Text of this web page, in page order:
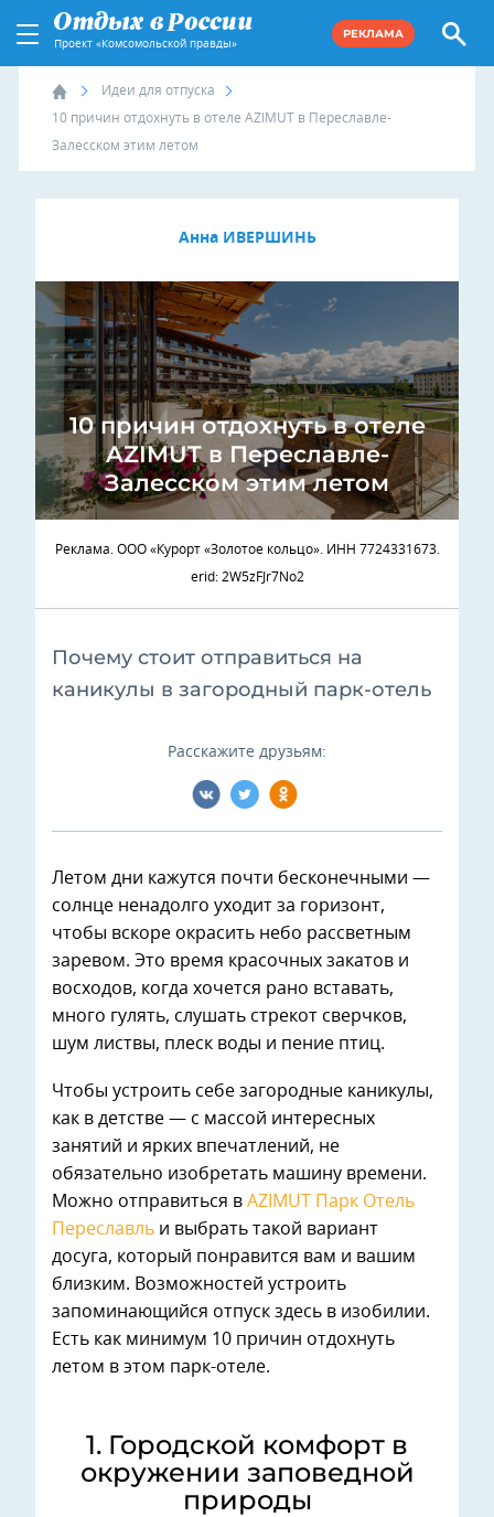
Проект «Комсомольской правды»
РЕКЛАМА
Идеи для отпуска
10 причин отдохнуть в отеле AZIMUT в Переславле-
Залесском этим летом
Анна ИВЕРШИНЬ
10 причин отдохнуть в отеле
AZIMUT в Переславле-
Залесском этим летом
Реклама. ООО «Курорт «Золотое кольцо». ИНН 7724331673.
erid: 2W5zFJr7No2
Почему стоит отправиться на
каникулы в загородный парк-отель
Расскажите друзьям:
Летом дни кажутся почти бесконечными —
солнце ненадолго уходит за горизонт,
чтобы вскоре окрасить небо рассветным
заревом. Это время красочных закатов и
восходов, когда хочется рано вставать,
много гулять, слушать стрекот сверчков,
шум листвы, плеск воды и пение птиц.
Чтобы устроить себе загородные каникулы,
как в детстве — с массой интересных
занятий и ярких впечатлений, не
обязательно изобретать машину времени.
Можно отправиться в AZIMUT Парк Отель
Переславль и выбрать такой вариант
досуга, который понравится вам и вашим
близким. Возможностей устроить
запоминающийся отпуск здесь в изобилии.
Есть как минимум 10 причин отдохнуть
летом в этом парк-отеле.
1. Городской комфорт в
окружении заповедной
природы